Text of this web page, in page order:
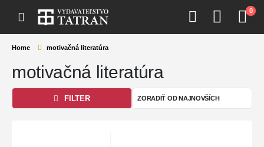
0
Home motivačná literatúra
motivačná literatúra
FILTER